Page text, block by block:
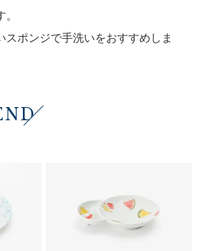
スポンジで手洗いをおすすめしま